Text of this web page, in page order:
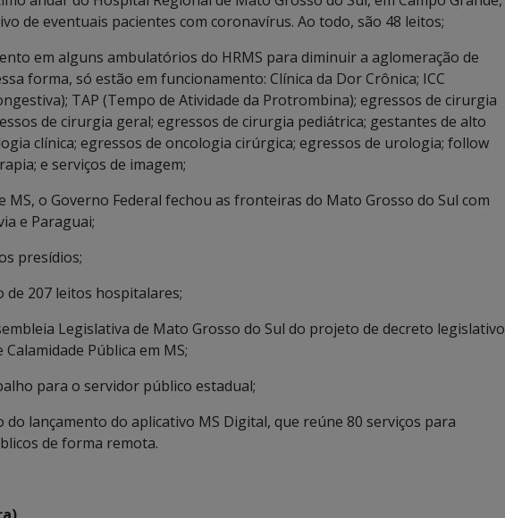
de eventuais pacientes com coronavírus. Ao todo, são 48 leitos;
em alguns ambulatórios do HRMS para diminuir a aglomeração de
forma, só estão em funcionamento: Clínica da Dor Crônica; ICC
TAP (Tempo de Atividade da Protrombina); egressos de cirurgia
de cirurgia geral; egressos de cirurgia pediátrica; gestantes de alto
clínica; egressos de oncologia cirúrgica; egressos de urologia; follow
e serviços de imagem;
MS, o Governo Federal fechou as fronteiras do Mato Grosso do Sul com
e Paraguai;
presídios;
de 207 leitos hospitalares;
Legislativa de Mato Grosso do Sul do projeto de decreto legislativo
Pública em MS;
para o servidor público estadual;
do lançamento do aplicativo MS Digital, que reúne 80 serviços para
de forma remota.